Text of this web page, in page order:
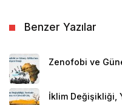
Benzer Yazılar
Zenofobi ve
İklim Değişikliği,